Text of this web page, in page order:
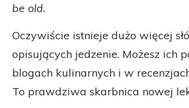
be old.
Oczywiście istnieje dużo więcej
opisujących jedzenie. Możesz ich
blogach kulinarnych i w
To prawdziwa skarbnica nowej